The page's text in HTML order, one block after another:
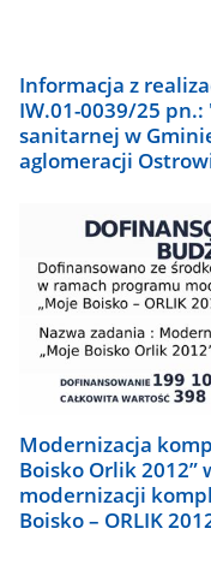
Informacja z
IW.01-0039/25
sanitarnej w
aglomeracji
Modernizacja
Boisko Orlik 2012”
modernizacji
Boisko – ORLIK